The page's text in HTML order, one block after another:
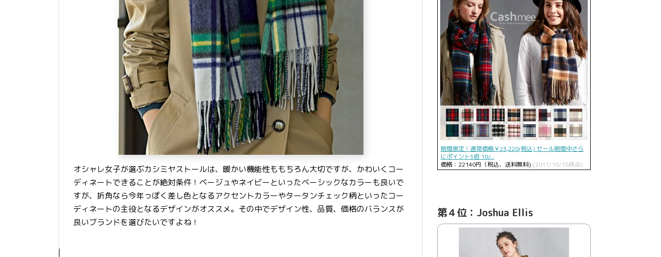
オシャレ女子が選ぶカシミヤストールは、暖かい機能性ももちろん大切ですが、かわいくコー
ディネートできることが絶対条件！ベージュやネイビーといったベーシックなカラーも良いで
すが、折角なら今年っぽく差し色となるアクセントカラーやタータンチェック柄といったコー
ディネートの主役となるデザインがオススメ。その中でデザイン性、品質、価格のバランスが
良いブランドを選びたいですよね！
期間限定！通常価格￥23,220(税込) セール期間中さら
にポイント5倍 10/...
価格：22140円（税込、送料無料) (2017/10/15時点)
第４位：Joshua Ellis